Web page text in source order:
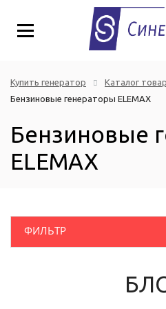
Купить генератор
Каталог
Бензиновые генераторы ELEMAX
Бензиновые
ELEMAX
ФИЛЬТР
Бензиновые генераторы